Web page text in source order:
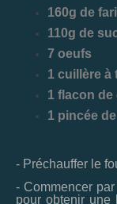
160g de
110g de
7 oeufs
1 cuillère à
1 flacon de
1 pincée de
- Préchauffer le
- Commencer
pour obtenir une